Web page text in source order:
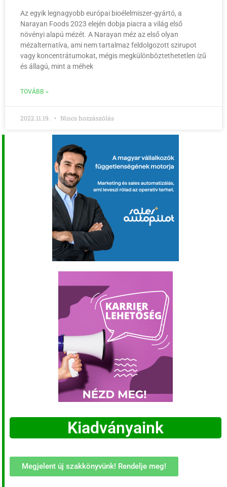
Az egyik legnagyobb európai bioélelmiszer-gyártó, a
Narayan Foods 2023 elején dobja piacra a világ első
növényi alapú mézét. A Narayan méz az első olyan
mézalternatíva, ami nem tartalmaz feldolgozott szirupot
vagy koncentrátumokat, mégis megkülönböztethetetlen ízű
és állagú, mint a méhek
TOVÁBB »
2022.11.19. Nincs hozzászólás
Kiadványaink
Megjelent új szakkönyvünk! Rendelje meg!